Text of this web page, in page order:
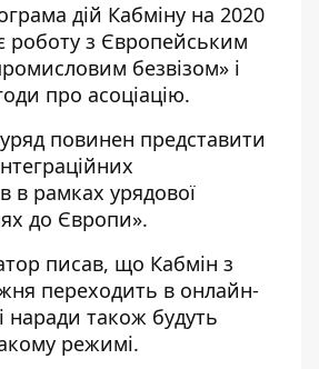
дій Кабміну на 2020
роботу з Європейським
безвізом» і
про асоціацію.
повинен представити
в рамках урядової
до Європи».
писав, що Кабмін з
переходить в онлайн-
наради також будуть
режимі.